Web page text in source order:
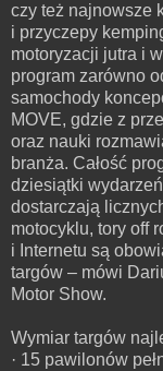
czy też najnowsze
i przyczepy
motoryzacji jutra i
program zarówno
samochody
MOVE, gdzie z
oraz nauki
branża. Całość
dziesiątki
dostarczają
motocyklu, tory off
i Internetu są
targów – mówi
Motor Show.
Wymiar targów
· 15 pawilonów